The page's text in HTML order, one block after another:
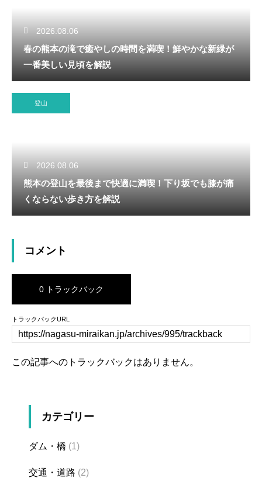
2026.08.06
春の熊本の滝で癒やしの時間を満喫！鮮やかな新緑が
一番美しい見頃を解説
登山
2026.08.06
熊本の登山を最後まで快適に満喫！下り坂でも膝が痛
くならない歩き方を解説
コメント
0 トラックバック
トラックバックURL
この記事へのトラックバックはありません。
カテゴリー
ダム・橋 (1)
交通・道路 (2)